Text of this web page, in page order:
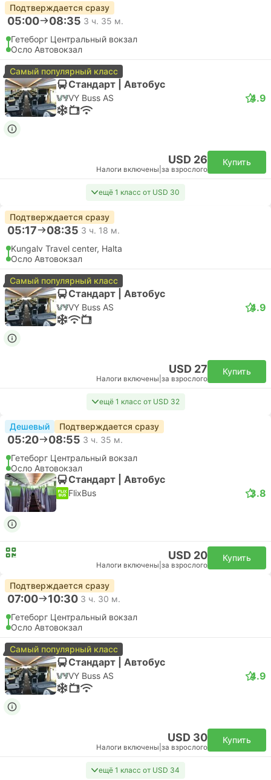
Подтверждается сразу
05:00 08:35 3 ч. 35 м.
Гетеборг Центральный вокзал
Осло Автовокзал
Самый популярный класс
Стандарт | Автобус
VY Buss AS 4.9
USD 26
Налоги включены за взрослого
Купить
ещё 1 класс от USD 30
Подтверждается сразу
05:17 08:35 3 ч. 18 м.
Kungalv Travel center, Halta
Осло Автовокзал
Самый популярный класс
Стандарт | Автобус
VY Buss AS 4.9
USD 27
Налоги включены за взрослого
Купить
ещё 1 класс от USD 32
Дешевый Подтверждается сразу
05:20 08:55 3 ч. 35 м.
Гетеборг Центральный вокзал
Осло Автовокзал
Стандарт | Автобус
FlixBus 3.8
USD 20
Налоги включены за взрослого
Купить
Подтверждается сразу
07:00 10:30 3 ч. 30 м.
Гетеборг Центральный вокзал
Осло Автовокзал
Самый популярный класс
Стандарт | Автобус
VY Buss AS 4.9
USD 30
Налоги включены за взрослого
Купить
ещё 1 класс от USD 34